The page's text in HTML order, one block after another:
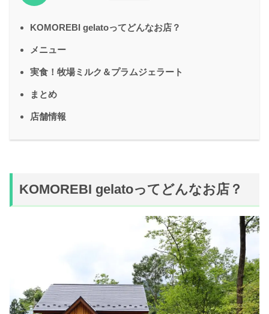
KOMOREBI gelatoってどんなお店？
メニュー
実食！牧場ミルク＆プラムジェラート
まとめ
店舗情報
KOMOREBI gelatoってどんなお店？